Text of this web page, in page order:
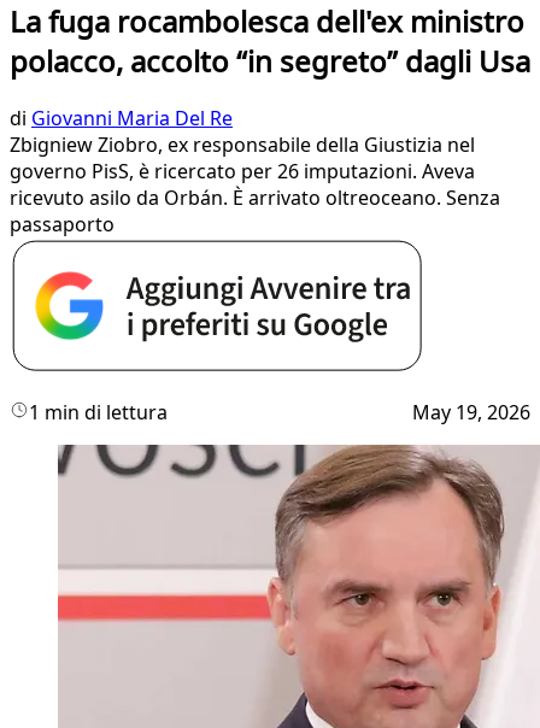
La fuga rocambolesca dell'ex ministro
polacco, accolto “in segreto” dagli Usa
di Giovanni Maria Del Re
Zbigniew Ziobro, ex responsabile della Giustizia nel
governo PisS, è ricercato per 26 imputazioni. Aveva
ricevuto asilo da Orbán. È arrivato oltreoceano. Senza
passaporto
1 min di lettura May 19, 2026